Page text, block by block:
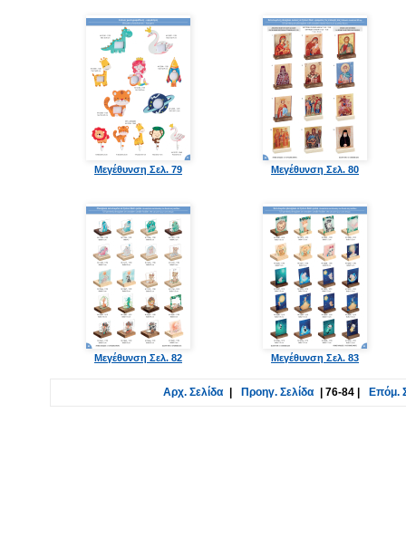
Μεγέθυνση Σελ. 79 Μεγέθυνση Σελ. 80
Μεγέθυνση Σελ. 82 Μεγέθυνση Σελ. 83
Αρχ. Σελίδα Προηγ. Σελίδα 76-84 Επόμ.